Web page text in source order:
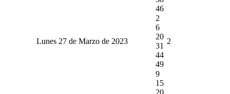
46
Lunes 27 de Marzo de 2023
2
6
20
31
44
49
2
9
15
20